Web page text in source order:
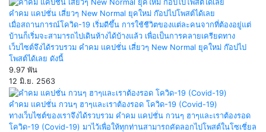
คำคม แคปชั่น เสี่ยวๆ New Normal ยุคใหม่ ก๊อปไปโพสต์ได้เลย
เมื่อสถานการณ์โควิด-19 เริ่มดีขึ้น การใช้ชีวิตของแต่ละคนจากที่ต้องอยู่แต่
บ้านก็เริ่มจะสามารถไปเดินห้างได้บ้างแล้ว เพื่อเป็นการคลายเครียดทาง
เว็บไซต์จึงได้รวบรวม คำคม แคปชั่น เสี่ยวๆ New Normal ยุคใหม่ ก๊อปไป
โพสต์ได้เลย ดังนี้
9.97 พัน
12 มิ.ย. 2563
คำคม แคปชั่น กวนๆ ฮาๆและเราต้องรอด โควิด-19 (Covid-19)
ทางเว็บไซต์ของเราจึงได้รวบรวม คำคม แคปชั่น กวนๆ ฮาๆและเราต้องรอด
โควิด-19 (Covid-19) มาไว้เพื่อให้ทุกท่านสามารถคัดลอกไปโพสต์ในโซเชี่ยล